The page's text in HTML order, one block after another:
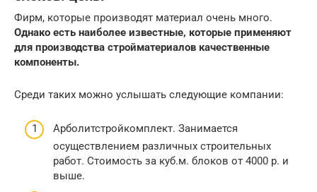
Фирм, которые производят материал очень много.
Однако есть наиболее известные, которые применяют
для производства стройматериалов качественные
компоненты.
Среди таких можно услышать следующие компании:
Арболитстройкомплект. Занимается
осуществлением различных строительных
работ. Стоимость за куб.м. блоков от 4000 р. и
выше.